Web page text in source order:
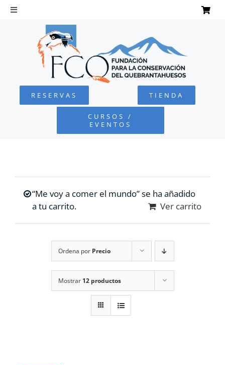
Saltar
Toggle
Navigation
QUEBRANTAHUESOS
FUNDACIÓN
RESERVAS TIENDA
CURSOS /
EVENTOS
“Me voy a comer el mundo” se ha añadido
a tu carrito.
Ver carrito
Ordena por Precio
Mostrar 12 productos